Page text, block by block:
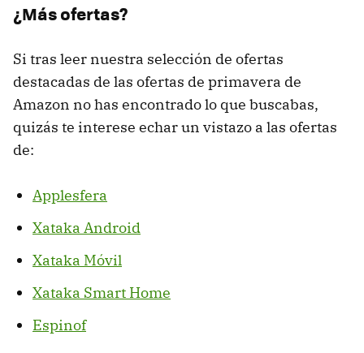
¿Más ofertas?
Si tras leer nuestra selección de ofertas
destacadas de las ofertas de primavera de
Amazon no has encontrado lo que buscabas,
quizás te interese echar un vistazo a las ofertas
de:
Applesfera
Xataka Android
Xataka Móvil
Xataka Smart Home
Espinof